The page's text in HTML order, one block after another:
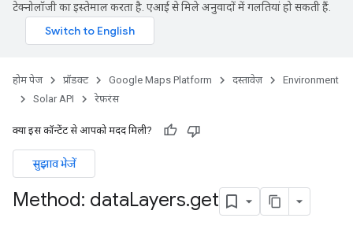
टेक्नोलॉजी का इस्तेमाल करता है. एआई से मिले अनुवादों में गलतियां हो सकती हैं.
होम पेज प्रॉडक्ट Google Maps Platform दस्तावेज़
Environment
Solar API
रेफ़रंस
क्या इस कॉन्टेंट से आपको मदद मिली?
सुझाव भेजें
Method: dataLayers.get